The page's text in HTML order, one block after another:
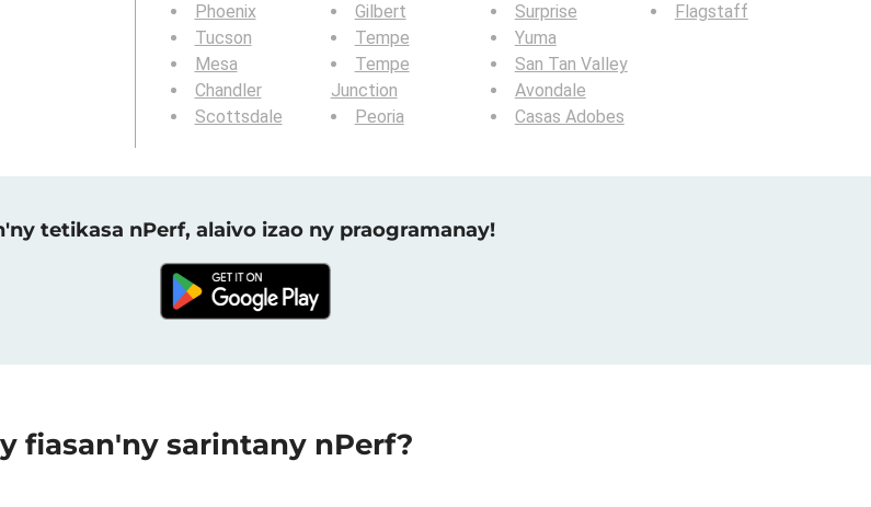
Phoenix
Tucson
Mesa
Chandler
Scottsdale
Gilbert
Tempe
Tempe
Junction
Peoria
Surprise
Yuma
San Tan Valley
Avondale
Casas Adobes
Flagstaff
tetikasa nPerf, alaivo izao ny praogramanay!
fiasan'ny sarintany nPerf?